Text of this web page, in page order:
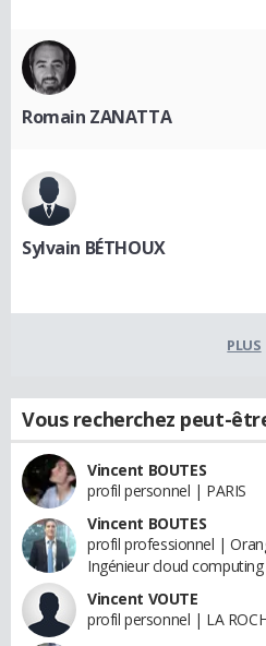
Romain ZANATTA
Sylvain BÉTHOUX
PLUS
Vous recherchez peut-
Vincent BOUTES
profil personnel | PARIS
Vincent BOUTES
profil professionnel |
Ingénieur cloud computing
Vincent VOUTE
profil personnel | LA